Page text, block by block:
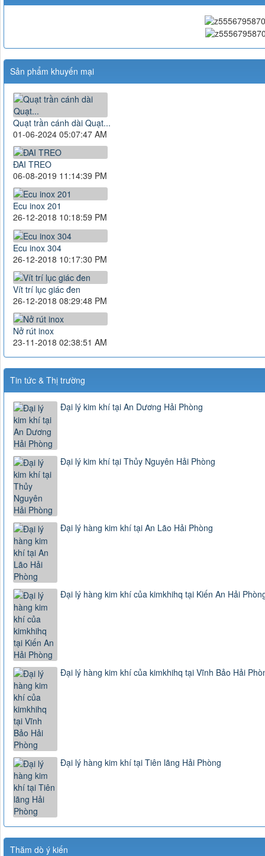
Sản phẩm khuyến mại
Quạt trần cánh dài Quạt...
01-06-2024 05:07:47 AM
ĐAI TREO
06-08-2019 11:14:39 PM
Ecu inox 201
26-12-2018 10:18:59 PM
Ecu inox 304
26-12-2018 10:17:30 PM
Vít trí lục giác đen
26-12-2018 08:29:48 PM
Nở rút inox
23-11-2018 02:38:51 AM
Tin tức & Thị trường
Đại lý kim khí tại An Dương Hải Phòng
Đại lý kim khí tại Thủy Nguyên Hải Phòng
Đại lý hàng kim khí tại An Lão Hải Phòng
Đại lý hàng kim khí của kimkhihq tại Kiến An Hải
Đại lý hàng kim khí của kimkhihq tại Vĩnh Bảo Hải
Đại lý hàng kim khí tại Tiên lãng Hải Phòng
Thăm dò ý kiến